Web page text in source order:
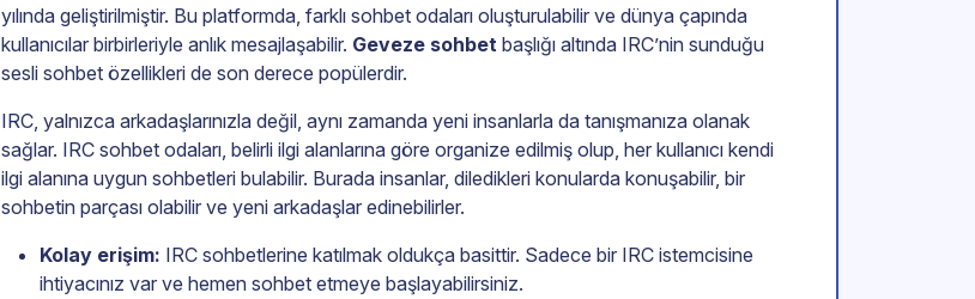
yılında geliştirilmiştir. Bu platformda, farklı sohbet odaları oluşturulabilir ve dünya çapında
kullanıcılar birbirleriyle anlık mesajlaşabilir. Geveze sohbet başlığı altında IRC’nin sunduğu
sesli sohbet özellikleri de son derece popülerdir.
IRC, yalnızca arkadaşlarınızla değil, aynı zamanda yeni insanlarla da tanışmanıza olanak
sağlar. IRC sohbet odaları, belirli ilgi alanlarına göre organize edilmiş olup, her kullanıcı kendi
ilgi alanına uygun sohbetleri bulabilir. Burada insanlar, diledikleri konularda konuşabilir, bir
sohbetin parçası olabilir ve yeni arkadaşlar edinebilirler.
Kolay erişim: IRC sohbetlerine katılmak oldukça basittir. Sadece bir IRC istemcisine
ihtiyacınız var ve hemen sohbet etmeye başlayabilirsiniz.